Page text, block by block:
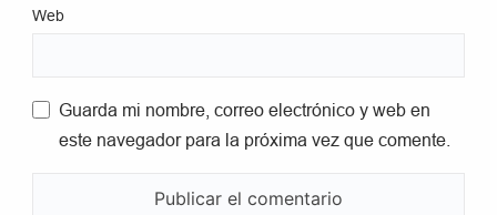
Web
Guarda mi nombre, correo electrónico y web en
este navegador para la próxima vez que comente.